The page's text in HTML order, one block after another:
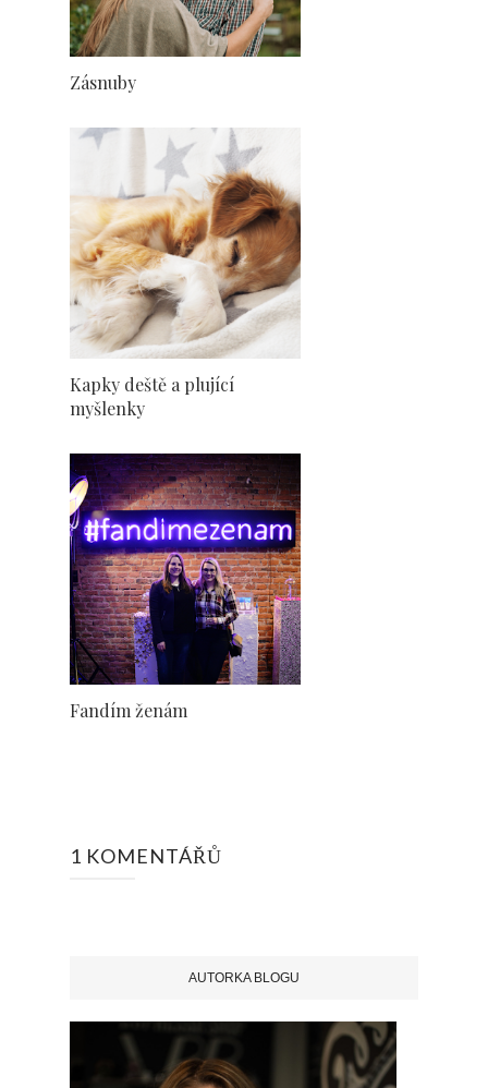
Zásnuby
Kapky deště a plující
myšlenky
Fandím ženám
1 KOMENTÁŘŮ
AUTORKA BLOGU